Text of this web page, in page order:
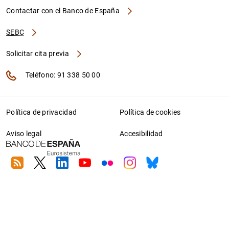
Contactar con el Banco de España
SEBC
Solicitar cita previa
Teléfono: 91 338 50 00
Política de privacidad Política de cookies
Aviso legal Accesibilidad
RSS TwitterLinkedin
YoutubeFlickrInstagram
Bluesky